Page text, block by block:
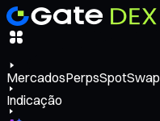
MercadosPerpsSpotSwap
Indicação